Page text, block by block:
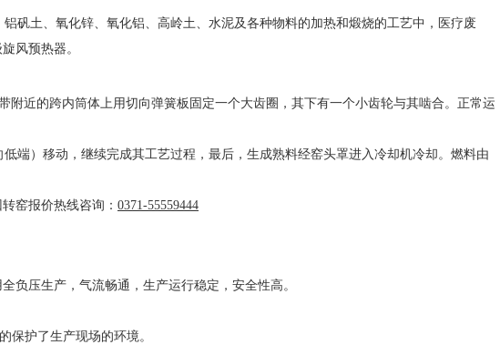
矾土、氧化锌、氧化铝、高岭土、水泥及各种物料的加热和煅烧的工艺中，医疗废
风预热器。
近的跨内筒体上用切向弹簧板固定一个大齿圈，其下有一个小齿轮与其啮合。正常运
端）移动，继续完成其工艺过程，最后，生成熟料经窑头罩进入冷却机冷却。燃料由
窑报价热线咨询： 0371-55559444
压生产，气流畅通，生产运行稳定，安全性高。
保护了生产现场的环境。